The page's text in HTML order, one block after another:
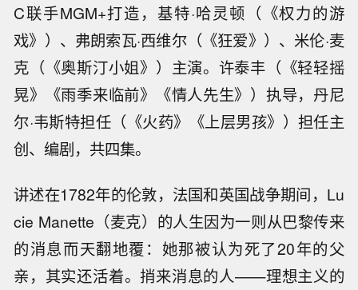
C联手MGM+打造，基特·哈灵顿（《权力的游
戏》）、弗朗索瓦·西维尔（《狂爱》）、米伦·麦
克（《奥斯汀小姐》）主演。许泰丰（《轻轻摇
晃》《雨季来临前》《情人先生》）执导，丹尼
尔·韦斯特担任（《火药》《上层男孩》）担任主
创、编剧，共四集。
讲述在1782年的伦敦，法国和英国战争期间，Lu
cie Manette（麦克）的人生因为一则从巴黎传来
的消息而天翻地覆：她那被认为死了20年的父
亲，其实还活着。捎来消息的人——理想主义的